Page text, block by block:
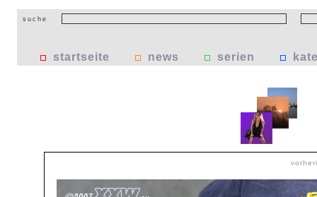
suche
startseite news serien